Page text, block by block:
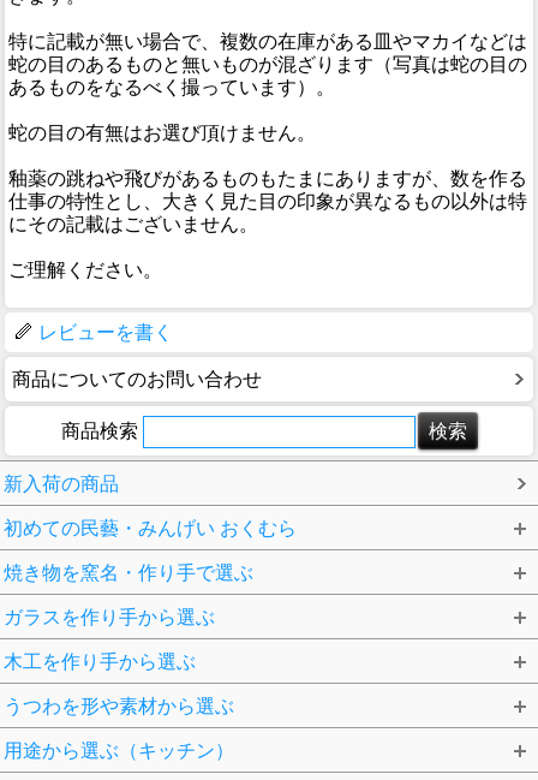
特に記載が無い場合で、複数の在庫がある皿やマカイなどは
蛇の目のあるものと無いものが混ざります（写真は蛇の目の
あるものをなるべく撮っています）。
蛇の目の有無はお選び頂けません。
釉薬の跳ねや飛びがあるものもたまにありますが、数を作る
仕事の特性とし、大きく見た目の印象が異なるもの以外は特
にその記載はございません。
ご理解ください。
レビューを書く
商品についてのお問い合わせ
商品検索
新入荷の商品
初めての民藝・みんげい おくむら
焼き物を窯名・作り手で選ぶ
ガラスを作り手から選ぶ
木工を作り手から選ぶ
うつわを形や素材から選ぶ
用途から選ぶ（キッチン）